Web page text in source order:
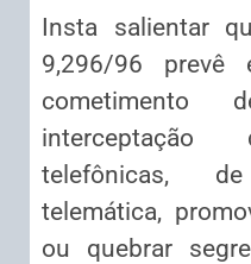
Insta salientar
9,296/96
cometimento
interceptação
telefônicas,
telemática,
ou quebrar